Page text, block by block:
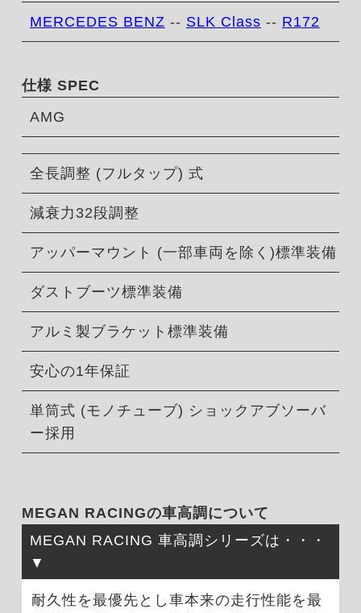
MERCEDES BENZ -- SLK Class -- R172
仕様 SPEC
AMG
全長調整 (フルタップ) 式
減衰力32段調整
アッパーマウント (一部車両を除く)標準装備
ダストブーツ標準装備
アルミ製ブラケット標準装備
安心の1年保証
単筒式 (モノチューブ) ショックアブソーバ
ー採用
MEGAN RACINGの車高調について
MEGAN RACING 車高調シリーズは・・・
耐久性を最優先とし車本来の走行性能を最